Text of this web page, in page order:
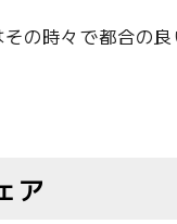
の時々で都合の良
ア